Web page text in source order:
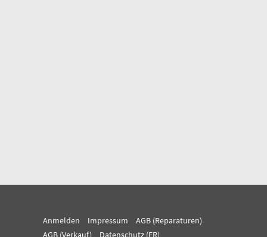
Anmelden Impressum
AGB (Reparaturen)
AGB (Verkauf)
Datenschutz (FR)